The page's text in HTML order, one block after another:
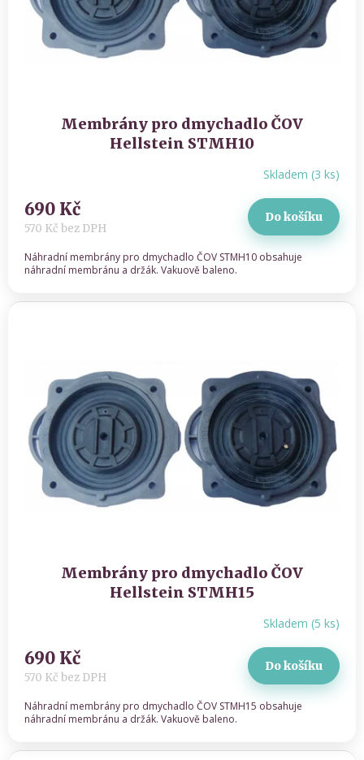
Membrány pro dmychadlo ČOV
Hellstein STMH10
Skladem (3 ks)
570 Kč bez DPH
690 Kč Do košíku
Náhradní membrány pro dmychadlo ČOV STMH10 obsahuje
náhradní membránu a držák. Vakuově baleno.
Membrány pro dmychadlo ČOV
Hellstein STMH15
Skladem (5 ks)
570 Kč bez DPH
690 Kč Do košíku
Náhradní membrány pro dmychadlo ČOV STMH15 obsahuje
náhradní membránu a držák. Vakuově baleno.